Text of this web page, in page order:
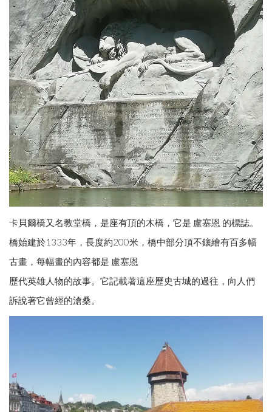
卡貝爾橋又名教堂橋，是座有頂的木橋，它是 盧塞恩 的標誌。
橋始建於1333年，長度約200米，橋中部分頂不鑲繪有百多幅
古畫，每幅畫的內容都是 盧塞恩
歷代英雄人物的故事。它記載著這座歷史古城的過往，向人們
訴說著它曾經的滄桑。